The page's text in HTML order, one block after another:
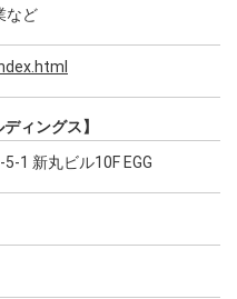
など
ィングス】
1 新丸ビル10F EGG